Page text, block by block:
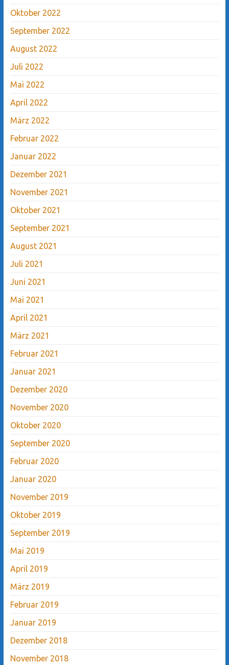
Oktober 2022
September 2022
August 2022
Juli 2022
Mai 2022
April 2022
März 2022
Februar 2022
Januar 2022
Dezember 2021
November 2021
Oktober 2021
September 2021
August 2021
Juli 2021
Juni 2021
Mai 2021
April 2021
März 2021
Februar 2021
Januar 2021
Dezember 2020
November 2020
Oktober 2020
September 2020
Februar 2020
Januar 2020
November 2019
Oktober 2019
September 2019
Mai 2019
April 2019
März 2019
Februar 2019
Januar 2019
Dezember 2018
November 2018